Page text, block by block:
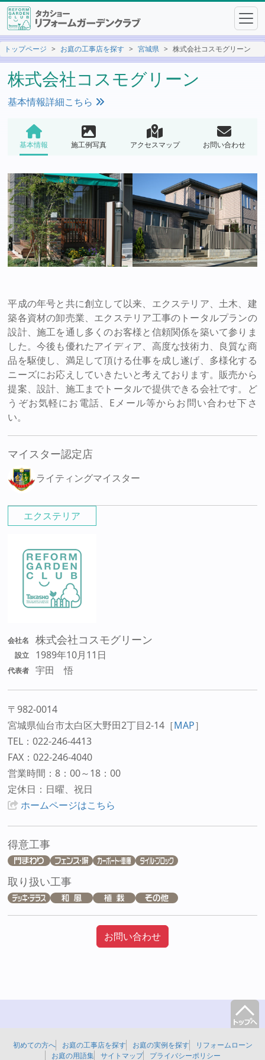
トップページ お庭の工事店を探す 宮城県 株式会社コスモグリーン
株式会社コスモグリーン
基本情報詳細こちら
基本情報 施工例写真 アクセスマップ お問い合わせ
エクステリア
会社名 株式会社コスモグリーン
設立 1989年10月11日
代表者 宇田 悟
〒982-0014
宮城県仙台市太白区大野田2丁目2-14 ［MAP］
TEL：022-246-4413
FAX：022-246-4040
営業時間：8：00～18：00
定休日：日曜、祝日
ホームページはこちら
得意工事
取り扱い工事
お問い合わせ
平成の年号と共に創立して以来、エクステリア、土木、建
築各資材の卸売業、エクステリア工事のトータルプランの
設計、施工を通し多くのお客様と信頼関係を築いて参りま
した。今後も優れたアイディア、高度な技術力、良質な商
品を駆使し、満足して頂ける仕事を成し遂げ、多様化する
ニーズにお応えしていきたいと考えております。販売から
提案、設計、施工までトータルで提供できる会社です。ど
うぞお気軽にお電話、Eメール等からお問い合わせ下さ
い。
マイスター認定店
ライティングマイスター
初めての方へ お庭の工事店を探す お庭の実例を探す
リフォームローン
お庭の用語集
サイトマップ プライバシーポリシー